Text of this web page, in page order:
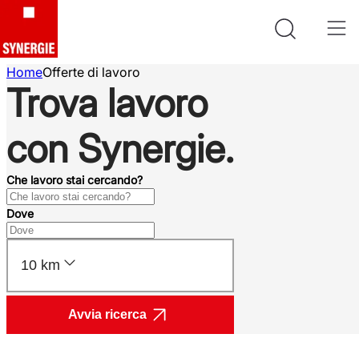
HomeOfferte di lavoro
Trova lavoro
con Synergie.
Che lavoro stai cercando?
Dove
10 km
Avvia ricerca